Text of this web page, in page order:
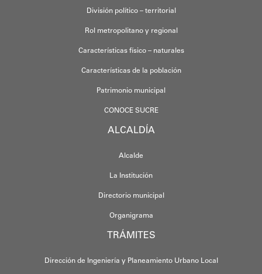
División político – territorial
Rol metropolitano y regional
Características físico – naturales
Características de la población
Patrimonio municipal
CONOCE SUCRE
ALCALDÍA
Alcalde
La Institución
Directorio municipal
Organigrama
TRÁMITES
Dirección de Ingeniería y Planeamiento Urbano Local